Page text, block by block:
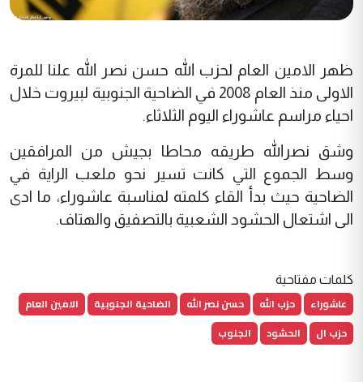
ظهر الامين العام لحزب الله حسن نصر الله علنا للمرة
الاولى منذ العام 2008 في الضاحية الجنوبية لبيروت خلال
احياء مراسم عاشوراء اليوم الثلاثاء.
وشق نصرالله طريقه محاطا بجيش من المرافقين
وسط الجموع التي كانت تسير نحو ملعب الراية في
الضاحية حيث بدأ القاء كلمته لمناسبة عاشوراء، ما ادى
الى اشتعال الحشود الشعبية بالتصفيق والهتاف.
كلمات مفتاحية
عاشوراء حزب الله حسن نصر الله الضاحية الجنوبية
الامين العام
حزب ال
الحشود الجنوب